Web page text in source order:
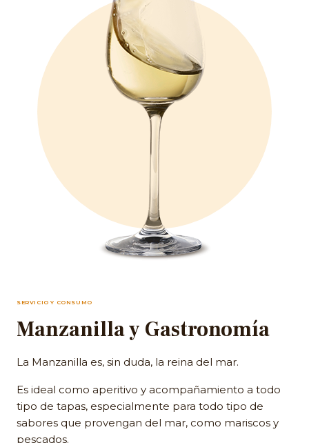
SERVICIO Y CONSUMO
Manzanilla y Gastronomía
La Manzanilla es, sin duda, la reina del mar.
Es ideal como aperitivo y acompañamiento a todo
tipo de tapas, especialmente para todo tipo de
sabores que provengan del mar, como mariscos y
pescados.